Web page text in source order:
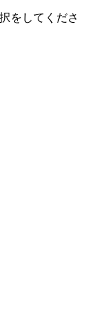
をしてくださ